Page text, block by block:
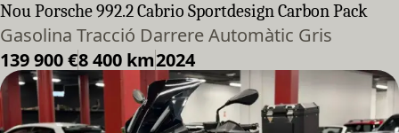
Nou Porsche 992.2 Cabrio Sportdesign Carbon Pack
Gasolina Tracció Darrere Automàtic Gris
139 900 €8 400 km2024